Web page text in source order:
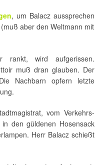
, um Balacz aussprechen
aber den Weltmann mit
wird aufgerissen.
muß dran glauben. Der
Nachbarn opfern letzte
vom Verkehrs-
den güldenen Hosensack
Herr Balacz schießt